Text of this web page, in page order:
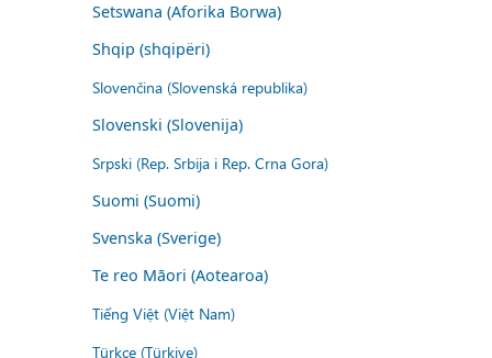
Setswana (Aforika Borwa)
Shqip (shqipëri)
Slovenčina (Slovenská republika)
Slovenski (Slovenija)
Srpski (Rep. Srbija i Rep. Crna Gora)
Suomi (Suomi)
Svenska (Sverige)
Te reo Māori (Aotearoa)
Tiếng Việt (Việt Nam)
Türkçe (Türkiye)